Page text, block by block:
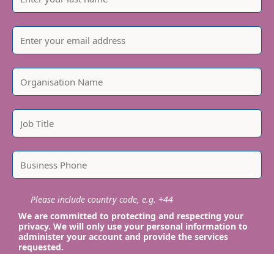
Please include country code, e.g. +44
We are committed to protecting and respecting your
privacy. We will only use your personal information to
administer your account and provide the services
requested.